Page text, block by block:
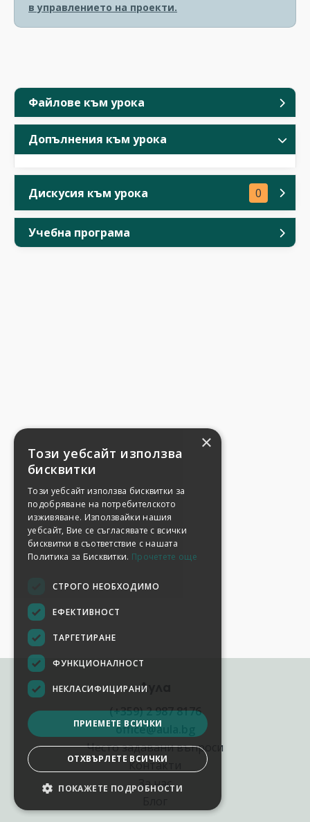
Файлове към урока
Допълнения към урока
Дискусия към урока 0
Учебна програма
в управлението на проекти.
Аула
(+359) 2 987 8176
office@aula.bg
Често задавани въпроси
Контакти
За нас
×
Този уебсайт използва
бисквитки
Този уебсайт използва бисквитки за
подобряване на потребителското
изживяване. Използвайки нашия
уебсайт, Вие се съгласявате с всички
бисквитки в съответствие с нашата
Политика за Бисквитки. Прочетете още
СТРОГО НЕОБХОДИМО
ЕФЕКТИВНОСТ
ТАРГЕТИРАНЕ
ФУНКЦИОНАЛНОСТ
НЕКЛАСИФИЦИРАНИ
ПРИЕМЕТЕ ВСИЧКИ
ОТХВЪРЛЕТЕ ВСИЧКИ
ПОКАЖЕТЕ ПОДРОБНОСТИ